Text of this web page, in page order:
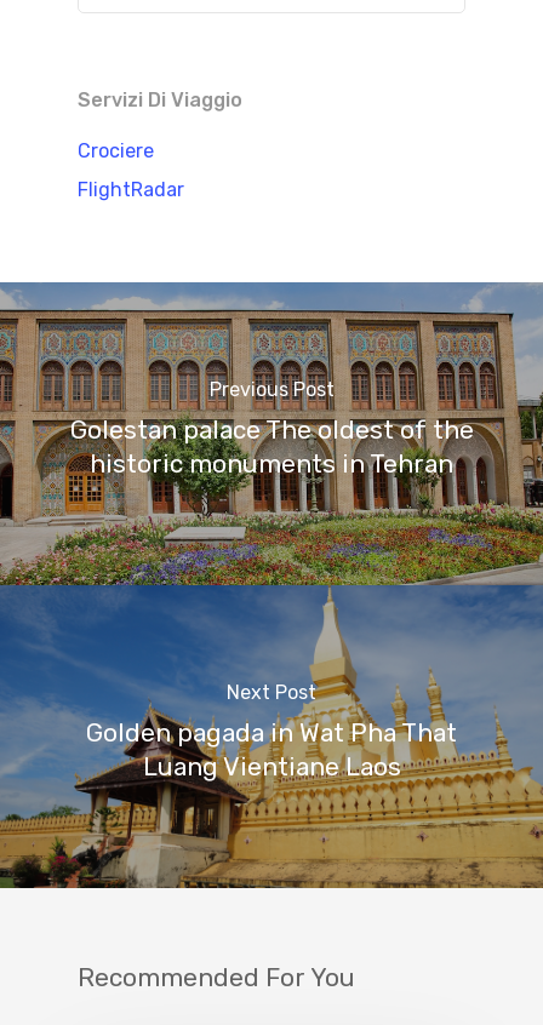
Servizi Di Viaggio
Crociere
FlightRadar
Previous Post
Golestan palace The oldest of the
historic monuments in Tehran
Next Post
Golden pagada in Wat Pha That
Luang Vientiane Laos
Recommended For You